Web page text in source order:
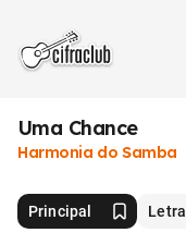
Uma Chance
Harmonia do Samba
Principal Letra